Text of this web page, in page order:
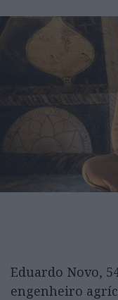
Eduardo Novo,
engenheiro